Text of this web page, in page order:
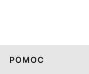
Linki w stopce
POMOC